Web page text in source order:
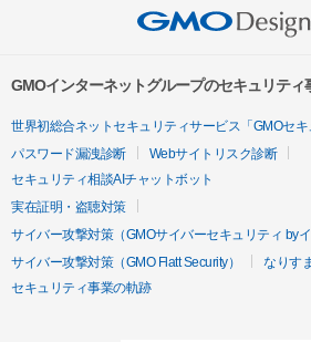
GMOインターネットグループのセキュリティ
世界初総合ネットセキュリティサービス「GMOセキ
パスワード漏洩診断
Webサイトリスク診断
セキュリティ相談AIチャットボット
実在証明・盗聴対策
サイバー攻撃対策（GMOサイバーセキュリティ byイ
サイバー攻撃対策（GMO Flatt Security）
なりす
セキュリティ事業の軌跡